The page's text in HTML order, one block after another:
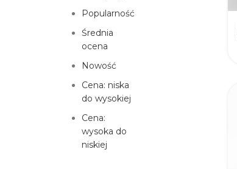
Popularność
Średnia
ocena
Nowość
Cena: niska
do wysokiej
Cena:
wysoka do
niskiej